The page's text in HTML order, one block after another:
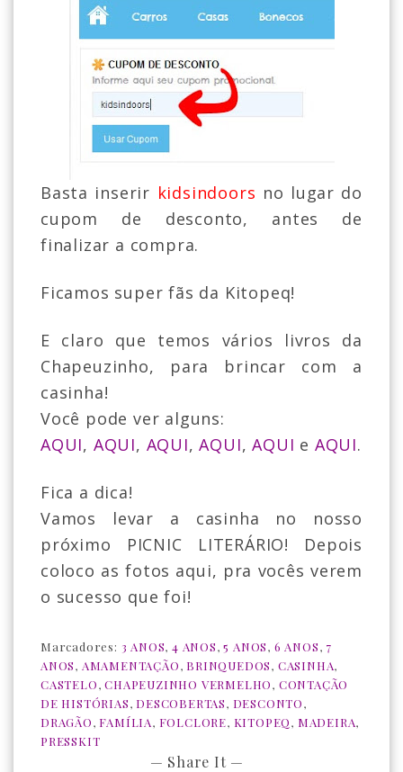
Basta inserir kidsindoors no lugar do
cupom de desconto, antes de
finalizar a compra.
Ficamos super fãs da Kitopeq!
E claro que temos vários livros da
Chapeuzinho, para brincar com a
casinha!
Você pode ver alguns:
AQUI, AQUI, AQUI,AQUI,AQUI e AQUI.
Fica a dica!
Vamos levar a casinha no nosso
próximo PICNIC LITERÁRIO! Depois
coloco as fotos aqui, pra vocês verem
o sucesso que foi!
Marcadores: 3 ANOS,4 ANOS,5 ANOS, 6 ANOS, 7
ANOS, AMAMENTAÇÃO, BRINQUEDOS, CASINHA,
CASTELO,CHAPEUZINHO VERMELHO, CONTAÇÃO
DE HISTÓRIAS, DESCOBERTAS, DESCONTO,
DRAGÃO, FAMÍLIA, FOLCLORE, KITOPEQ, MADEIRA,
PRESSKIT
— Share It —